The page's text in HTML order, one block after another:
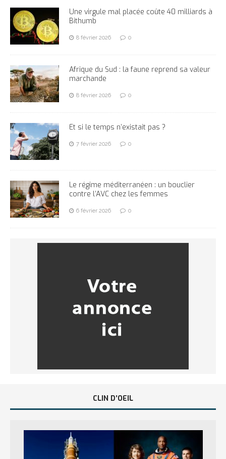
Une virgule mal placée coûte 40 milliards à
Bithumb
8 février 2026 0
Afrique du Sud : la faune reprend sa valeur
marchande
8 février 2026 0
Et si le temps n’existait pas ?
7 février 2026 0
Le régime méditerranéen : un bouclier
contre l’AVC chez les femmes
6 février 2026 0
CLIN D’OEIL